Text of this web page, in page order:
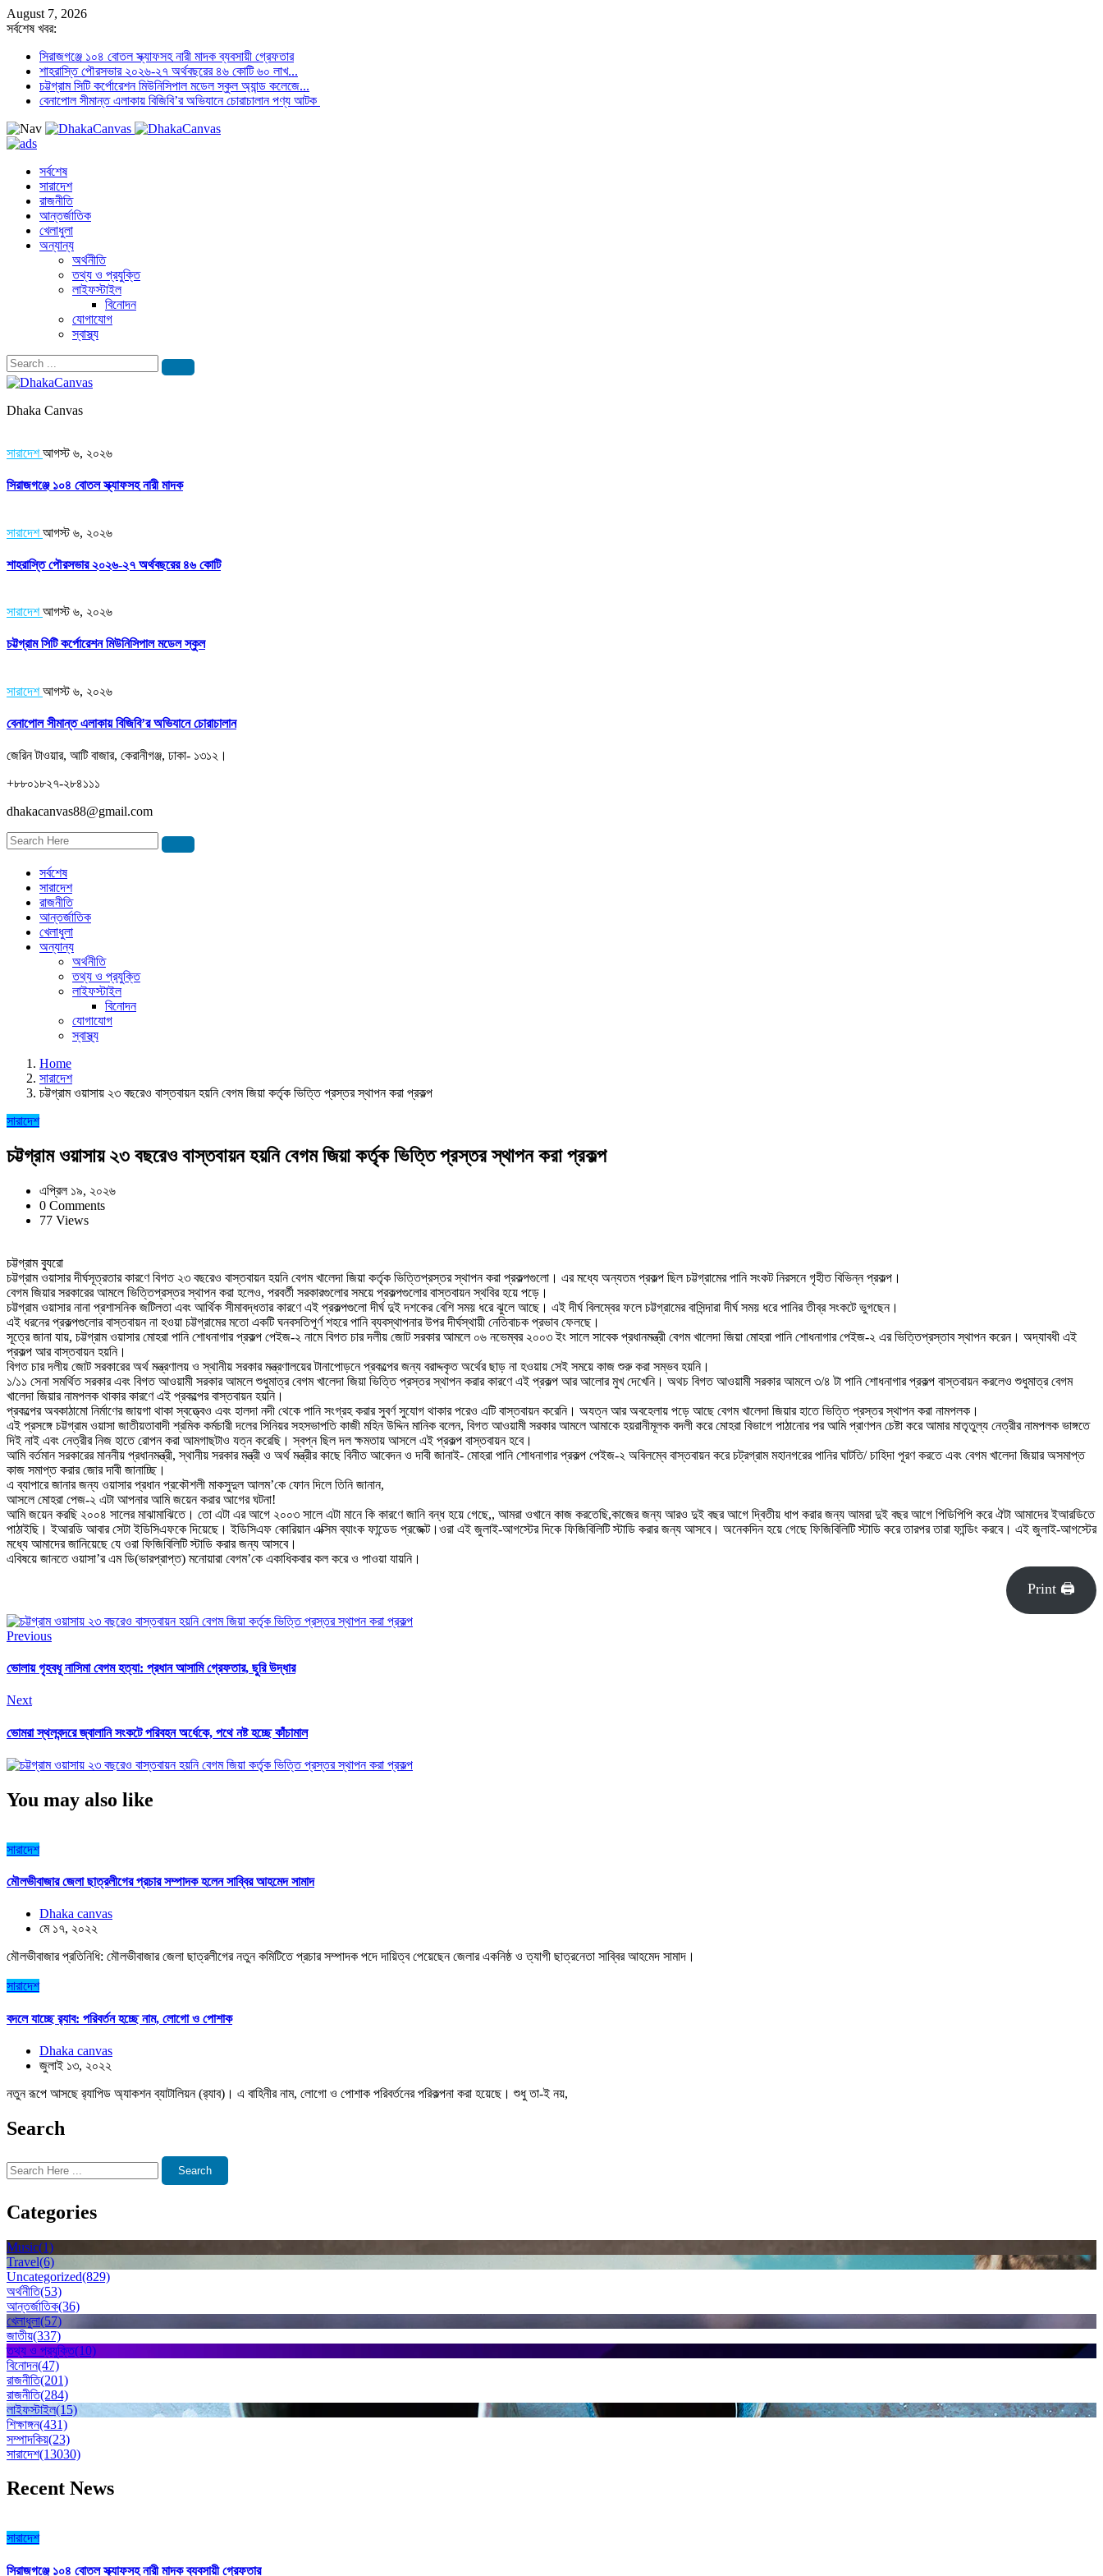
August 7, 2026
সর্বশেষ খবর:
সিরাজগঞ্জে ১০৪ বোতল স্ক্যাফসহ নারী মাদক ব্যবসায়ী গ্রেফতার
শাহরাস্তি পৌরসভার ২০২৬-২৭ অর্থবছরের ৪৬ কোটি ৬০ লাখ...
চট্টগ্রাম সিটি কর্পোরেশন মিউনিসিপাল মডেল স্কুল অ্যান্ড কলেজে...
বেনাপোল সীমান্ত এলাকায় বিজিবি’র অভিযানে চোরাচালান পণ্য আটক
সর্বশেষ
সারাদেশ
রাজনীতি
আন্তর্জাতিক
খেলাধুলা
অন্যান্য
অর্থনীতি
তথ্য ও প্রযুক্তি
লাইফস্টাইল
বিনোদন
যোগাযোগ
স্বাস্থ্য
Dhaka Canvas
সারাদেশ আগস্ট ৬, ২০২৬
সিরাজগঞ্জে ১০৪ বোতল স্ক্যাফসহ নারী মাদক
সারাদেশ আগস্ট ৬, ২০২৬
শাহরাস্তি পৌরসভার ২০২৬-২৭ অর্থবছরের ৪৬ কোটি
সারাদেশ আগস্ট ৬, ২০২৬
চট্টগ্রাম সিটি কর্পোরেশন মিউনিসিপাল মডেল স্কুল
সারাদেশ আগস্ট ৬, ২০২৬
বেনাপোল সীমান্ত এলাকায় বিজিবি’র অভিযানে চোরাচালান
জেরিন টাওয়ার, আটি বাজার, কেরানীগঞ্জ, ঢাকা- ১৩১২।
+৮৮০১৮২৭-২৮৪১১১
dhakacanvas88@gmail.com
সর্বশেষ
সারাদেশ
রাজনীতি
আন্তর্জাতিক
খেলাধুলা
অন্যান্য
অর্থনীতি
তথ্য ও প্রযুক্তি
লাইফস্টাইল
বিনোদন
যোগাযোগ
স্বাস্থ্য
Home
সারাদেশ
চট্টগ্রাম ওয়াসায় ২৩ বছরেও বাস্তবায়ন হয়নি বেগম জিয়া কর্তৃক ভিত্তি প্রস্তর স্থাপন করা প্রকল্প
সারাদেশ
চট্টগ্রাম ওয়াসায় ২৩ বছরেও বাস্তবায়ন হয়নি বেগম জিয়া কর্তৃক ভিত্তি প্রস্তর স্থাপন করা প্রকল্প
এপ্রিল ১৯, ২০২৬
0 Comments
77 Views
চট্টগ্রাম ব্যুরো
চট্টগ্রাম ওয়াসার দীর্ঘসূত্রতার কারণে বিগত ২৩ বছরেও বাস্তবায়ন হয়নি বেগম খালেদা জিয়া কর্তৃক ভিত্তিপ্রস্তর স্থাপন করা প্রকল্পগুলো। এর মধ্যে অন্যতম প্রকল্প ছিল চট্টগ্রামের পানি সংকট নিরসনে গৃহীত বিভিন্ন প্রকল্প।
বেগম জিয়ার সরকারের আমলে ভিত্তিপ্রস্তর স্থাপন করা হলেও, পরবর্তী সরকারগুলোর সময়ে প্রকল্পগুলোর বাস্তবায়ন স্থবির হয়ে পড়ে।
চট্টগ্রাম ওয়াসার নানা প্রশাসনিক জটিলতা এবং আর্থিক সীমাবদ্ধতার কারণে এই প্রকল্পগুলো দীর্ঘ দুই দশকের বেশি সময় ধরে ঝুলে আছে। এই দীর্ঘ বিলম্বের ফলে চট্টগ্রামের বাসিন্দারা দীর্ঘ সময় ধরে পানির তীব্র সংকটে ভুগছেন।
এই ধরনের প্রকল্পগুলোর বাস্তবায়ন না হওয়া চট্টগ্রামের মতো একটি ঘনবসতিপূর্ণ শহরে পানি ব্যবস্থাপনার উপর দীর্ঘস্থায়ী নেতিবাচক প্রভাব ফেলছে।
সূত্রে জানা যায়, চট্টগ্রাম ওয়াসার মোহরা পানি শোধনাগার প্রকল্প পেইজ-২ নামে বিগত চার দলীয় জোট সরকার আমলে ০৬ নভেম্বর ২০০৩ ইং সালে সাবেক প্রধানমন্ত্রী বেগম খালেদা জিয়া মোহরা পানি শোধনাগার পেইজ-২ এর ভিত্তিপ্রস্তাব স্থাপন করেন। অদ্যাবধী এই
প্রকল্প আর বাস্তবায়ন হয়নি।
বিগত চার দলীয় জোট সরকারের অর্থ মন্ত্রণালয় ও স্থানীয় সরকার মন্ত্রণালয়ের টানাপোড়নে প্রকল্পের জন্য বরাদ্দকৃত অর্থের ছাড় না হওয়ায় সেই সময়ে কাজ শুরু করা সম্ভব হয়নি।
১/১১ সেনা সমর্থিত সরকার এবং বিগত আওয়ামী সরকার আমলে শুধুমাত্র বেগম খালেদা জিয়া ভিত্তি প্রস্তর স্থাপন করার কারণে এই প্রকল্প আর আলোর মুখ দেখেনি। অথচ বিগত আওয়ামী সরকার আমলে ৩/৪ টা পানি শোধনাগার প্রকল্প বাস্তবায়ন করলেও শুধুমাত্র বেগম
খালেদা জিয়ার নামপলক থাকার কারণে এই প্রকল্পের বাস্তবায়ন হয়নি।
প্রকল্পের অবকাঠামো নির্মাণের জায়গা থাকা স্বত্ত্বেও এবং হালদা নদী থেকে পানি সংগ্রহ করার সুবর্ণ সুযোগ থাকার পরেও এটি বাস্তবায়ন করেনি। অযত্ন আর অবহেলায় পড়ে আছে বেগম খালেদা জিয়ার হাতে ভিত্তি প্রস্তর স্থাপন করা নামপলক।
এই প্রসঙ্গে চট্টগ্রাম ওয়াসা জাতীয়তাবাদী শ্রমিক কর্মচারী দলের সিনিয়র সহসভাপতি কাজী মহিন উদ্দিন মানিক বলেন, বিগত আওয়ামী সরকার আমলে আমাকে হয়রানীমূলক বদলী করে মোহরা বিভাগে পাঠানোর পর আমি প্রাণপন চেষ্টা করে আমার মাতৃতুল্য নেত্রীর নামপলক ভাঙ্গতে
দিই নাই এবং নেত্রীর নিজ হাতে রোপন করা আমগাছটাও যত্ন করেছি। স্বপ্ন ছিল দল ক্ষমতায় আসলে এই প্রকল্প বাস্তবায়ন হবে।
আমি বর্তমান সরকারের মাননীয় প্রধানমন্ত্রী, স্থানীয় সরকার মন্ত্রী ও অর্থ মন্ত্রীর কাছে বিনীত আবেদন ও দাবী জানাই- মোহরা পানি শোধনাগার প্রকল্প পেইজ-২ অবিলম্বে বাস্তবায়ন করে চট্রগ্রাম মহানগরের পানির ঘাটতি/ চাহিদা পূরণ করতে এবং বেগম খালেদা জিয়ার অসমাপ্ত
কাজ সমাপ্ত করার জোর দাবী জানাচ্ছি।
এ ব্যাপারে জানার জন্য ওয়াসার প্রধান প্রকৌশলী মাকসুদুল আলম’কে ফোন দিলে তিনি জানান,
আসলে মোহরা পেজ-২ এটা আপনার আমি জয়েন করার আগের ঘটনা!
আমি জয়েন করছি ২০০৪ সালের মাঝামাঝিতে। তো এটা এর আগে ২০০৩ সালে এটা মানে কি কারণে জানি বন্ধ হয়ে গেছে,, আমরা ওখানে কাজ করতেছি,কাজের জন্য আরও দুই বছর আগে দ্বিতীয় ধাপ করার জন্য আমরা দুই বছর আগে পিডিপিপি করে ঐটা আমাদের ইআরডিতে
পাঠাইছি। ইআরডি আবার সেটা ইডিসিএফকে দিয়েছে। ইডিসিএফ কোরিয়ান এক্সিম ব্যাংক ফান্ডেড প্রজেক্ট।ওরা এই জুলাই-আগস্টের দিকে ফিজিবিলিটি স্টাডি করার জন্য আসবে। অনেকদিন হয়ে গেছে ফিজিবিলিটি স্টাডি করে তারপর তারা ফান্ডিং করবে। এই জুলাই-আগস্টের
মধ্যে আমাদের জানিয়েছে যে ওরা ফিজিবিলিটি স্টাডি করার জন্য আসবে।
এবিষয়ে জানতে ওয়াসা’র এম ডি(ভারপ্রাপ্ত) মনোয়ারা বেগম’কে একাধিকবার কল করে ও পাওয়া যায়নি।
Print 🖨
Previous
ভোলায় গৃহবধূ নাসিমা বেগম হত্যা: প্রধান আসামি গ্রেফতার, ছুরি উদ্ধার
Next
ভোমরা স্থলবন্দরে জ্বালানি সংকটে পরিবহন অর্ধেকে, পথে নষ্ট হচ্ছে কাঁচামাল
You may also like
সারাদেশ
মৌলভীবাজার জেলা ছাত্রলীগের প্রচার সম্পাদক হলেন সাব্বির আহমেদ সামাদ
Dhaka canvas
মে ১৭, ২০২২
মৌলভীবাজার প্রতিনিধি: মৌলভীবাজার জেলা ছাত্রলীগের নতুন কমিটিতে প্রচার সম্পাদক পদে দায়িত্ব পেয়েছেন জেলার একনিষ্ঠ ও ত্যাগী ছাত্রনেতা সাব্বির আহমেদ সামাদ।
সারাদেশ
বদলে যাচ্ছে র‌্যাব: পরিবর্তন হচ্ছে নাম, লোগো ও পোশাক
Dhaka canvas
জুলাই ১৩, ২০২২
নতুন রূপে আসছে র‌্যাপিড অ্যাকশন ব্যাটালিয়ন (র‌্যাব)। এ বাহিনীর নাম, লোগো ও পোশাক পরিবর্তনের পরিকল্পনা করা হয়েছে। শুধু তা-ই নয়,
Search
Search
Categories
Music(1)
Travel(6)
Uncategorized(829)
অর্থনীতি(53)
আন্তর্জাতিক(36)
খেলাধুলা(57)
জাতীয়(337)
তথ্য ও প্রযুক্তি(10)
বিনোদন(47)
রাজনীতি(201)
রাজনীতি(284)
লাইফস্টাইল(15)
শিক্ষাঙ্গন(431)
সম্পাদকিয়(23)
সারাদেশ(13030)
Recent News
সারাদেশ
সিরাজগঞ্জে ১০৪ বোতল স্ক্যাফসহ নারী মাদক ব্যবসায়ী গ্রেফতার